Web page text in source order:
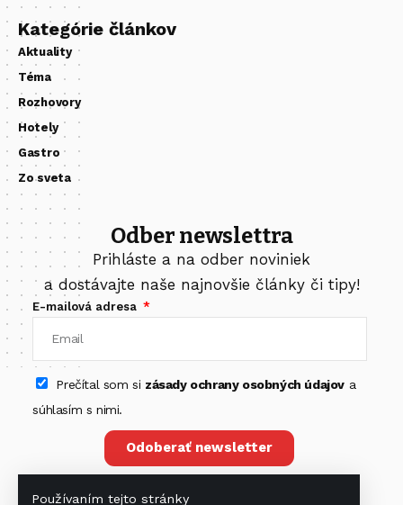
Používaním tejto stránky
Kategórie článkov
Aktuality
Téma
Rozhovory
Hotely
Gastro
Zo sveta
Odber newslettra
Prihláste a na odber noviniek
a dostávajte naše najnovšie články či tipy!
E-mailová adresa
Prečítal som si zásady ochrany osobných údajova
súhlasím s nimi.
Odoberať newsletter